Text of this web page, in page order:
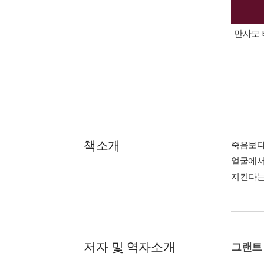
만사모
책소개
죽음보
얼굴에
지킨다
저자 및 역자소개 그랜